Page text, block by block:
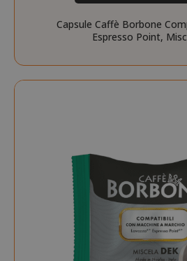
Capsule Caffè Borbone
Espresso Point,
CookieScriptConsent
Privacy Policy